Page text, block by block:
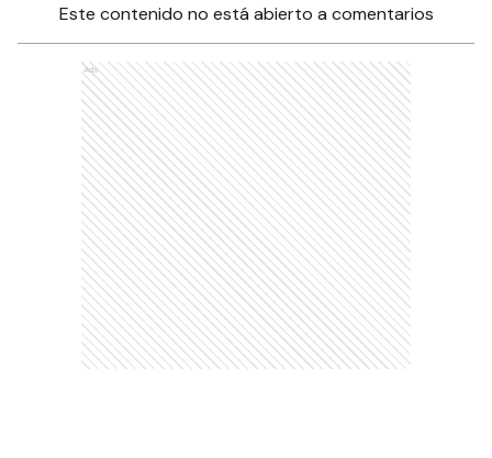
Este contenido no está abierto a comentarios
Ads